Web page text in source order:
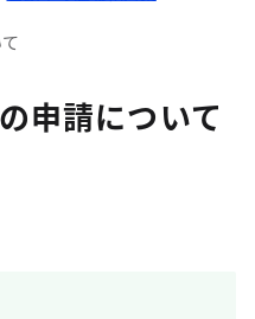
申請について